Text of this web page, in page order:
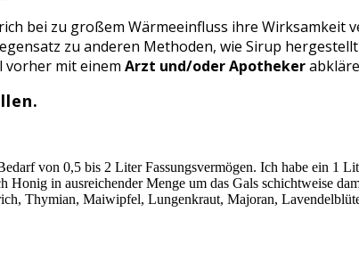
bei zu großem Wärmeeinfluss ihre
zu anderen Methoden, wie Sirup
vorher mit einem Arzt und/oder Apotheker
von 0,5 bis 2 Liter Fassungsvermögen. Ich habe ein 1
Honig in ausreichender Menge um das Gals schichtweise
Thymian, Maiwipfel, Lungenkraut, Majoran,